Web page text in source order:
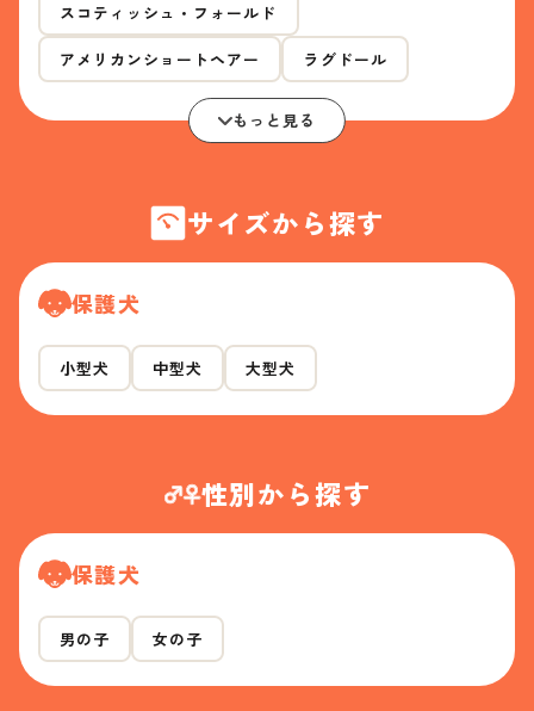
スコティッシュ・フォールド
アメリカンショートヘアー ラグドール
もっと見る
サイズから探す
保護犬
小型犬 中型犬 大型犬
性別から探す
保護犬
男の子 女の子